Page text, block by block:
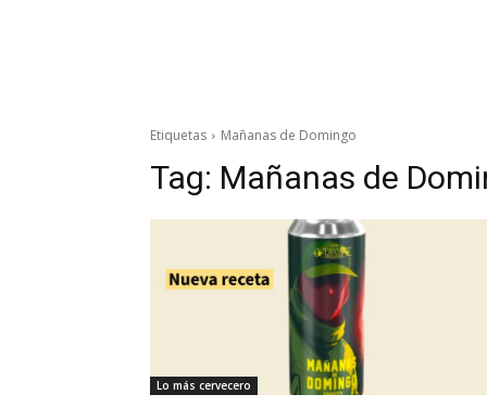
Etiquetas Mañanas de Domingo
Tag: Mañanas de
Lo más cervecero